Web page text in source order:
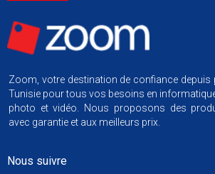
Zoom, votre destination de confiance depuis
Tunisie pour tous vos besoins en
photo et vidéo. Nous proposons des
avec garantie et aux meilleurs prix.
Nous suivre